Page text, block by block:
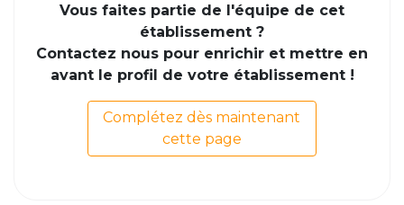
Vous faites partie de l'équipe de cet
établissement ?
Contactez nous pour enrichir et mettre en
avant le profil de votre établissement !
Complétez dès maintenant
cette page